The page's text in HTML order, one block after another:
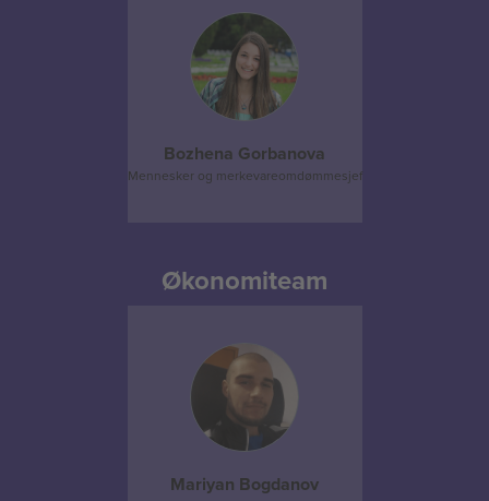
Bozhena Gorbanova
Mennesker og merkevareomdømmesjef
Økonomiteam
Mariyan Bogdanov